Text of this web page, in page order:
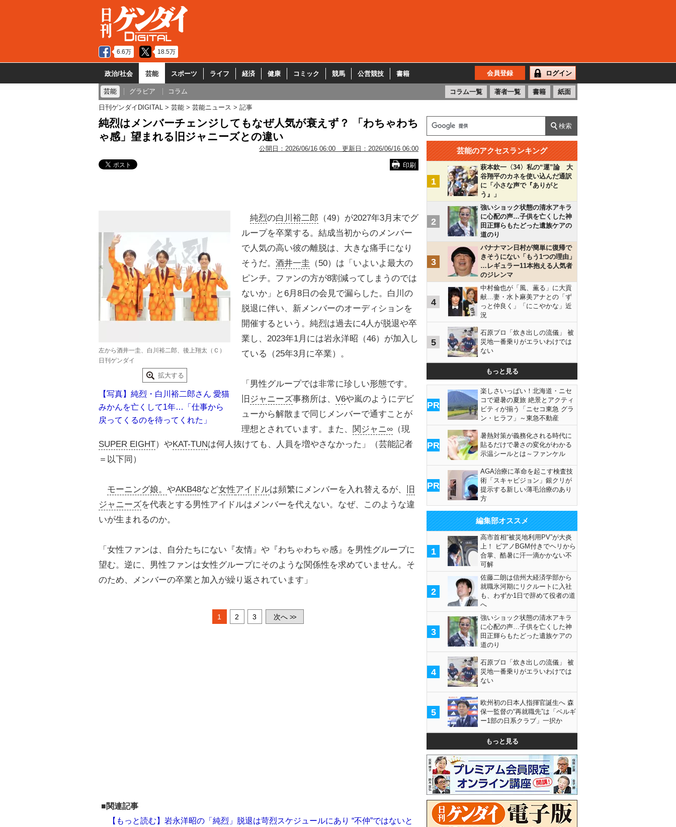
6.6万 18.5万
政治/社会 芸能 スポーツ ライフ 経済 健康 コミック 競馬 公営競技 書籍 会員登録 ログイン
芸能 グラビア コラム コラム一覧 著者一覧 書籍 紙面
日刊ゲンダイDIGITAL 芸能 芸能ニュース 記事
純烈はメンバーチェンジしてもなぜ人気が衰えず？ 「わちゃわち
ゃ感」望まれる旧ジャニーズとの違い
公開日： 2026/06/16 06:00 更新日： 2026/06/16 06:00
印刷
左から酒井一圭、白川裕二郎、後上翔太（Ｃ）
日刊ゲンダイ
拡大する
【写真】純烈・白川裕二郎さん 愛猫
みかんを亡くして1年…「仕事から
戻ってくるのを待ってくれた」
純烈の白川裕二郎 （49）が2027年3月末でグ
ループを卒業する。結成当初からのメンバー
で人気の高い彼の離脱は、大きな痛手になり
そうだ。 酒井一圭 （50）は「いよいよ最大の
ピンチ。ファンの方が8割減ってしまうのでは
ないか」と6月8日の会見で漏らした。白川の
脱退に伴い、新メンバーのオーディションを
開催するという。純烈は過去に4人が脱退や卒
業し、2023年1月には岩永洋昭（46）が加入し
ている（25年3月に卒業）。
「男性グループでは非常に珍しい形態です。
旧 ジャニーズ事務所は、 V6や嵐のようにデビ
ューから解散まで同じメンバーで通すことが
理想とされています。また、 関ジャニ∞ （現
SUPER EIGHT）やKAT-TUNは何人抜けても、人員を増やさなかった」（芸能記者
＝以下同）
モーニング娘。 やAKB48など女性アイドルは頻繁にメンバーを入れ替えるが、
旧
ジャニーズを代表とする男性アイドルはメンバーを代えない。なぜ、このような違
いが生まれるのか。
「女性ファンは、自分たちにない『友情』や『わちゃわちゃ感』を男性グループに
望む。逆に、男性ファンは女性グループにそのような関係性を求めていません。そ
のため、メンバーの卒業と加入が繰り返されています」
1 2 3 次へ >>
■関連記事
【もっと読む】岩永洋昭の「純烈」脱退は苛烈スケジュールにあり “不仲”ではないと
芸能のアクセスランキング
1
萩本欽一〈34〉私の“運”論 大
谷翔平のカネを使い込んだ通訳
に「小さな声で『ありがと
う』」
2
強いショック状態の清水アキラ
に心配の声…子供を亡くした神
田正輝らもたどった遺族ケアの
道のり
3
バナナマン日村が簡単に復帰で
きそうにない「もう1つの理由」
…レギュラー11本抱える人気者
のジレンマ
4
中村倫也が「風、薫る」に大貢
献…妻・水卜麻美アナとの「ず
っと仲良く」「にこやかな」近
況
5
石原プロ「炊き出しの流儀」 被
災地一番乗りがエラいわけでは
ない
もっと見る
PR
楽しさいっぱい！北海道・ニセ
コで避暑の夏旅 絶景とアクティ
ビティが揃う「ニセコ東急 グラ
ン・ヒラフ」～東急不動産
PR
暑熱対策が義務化される時代に
貼るだけで暑さの変化がわかる
示温シールとは～ファンケル
PR
AGA治療に革命を起こす検査技
術「スキャビジョン」銀クリが
提示する新しい薄毛治療のあり
方
編集部オススメ
1
高市首相“被災地利用PV”が大炎
上！ ピアノBGM付きでヘリから
合掌、酷暑に汗一滴かかない不
可解
2
佐藤二朗は信州大経済学部から
就職氷河期にリクルートに入社
も、わずか1日で辞めて役者の道
へ
3
強いショック状態の清水アキラ
に心配の声…子供を亡くした神
田正輝らもたどった遺族ケアの
道のり
4
石原プロ「炊き出しの流儀」 被
災地一番乗りがエラいわけでは
ない
5
欧州初の日本人指揮官誕生へ 森
保一監督の“再就職先”は「ベルギ
ー1部の日系クラブ」一択か
もっと見る